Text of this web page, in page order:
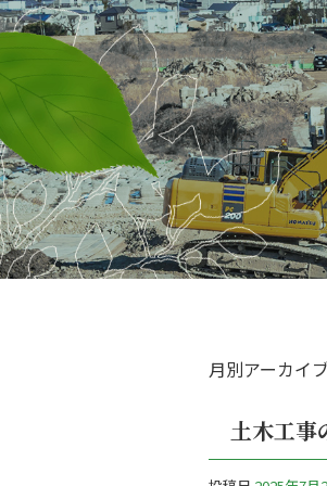
月別アーカイ
土木工事